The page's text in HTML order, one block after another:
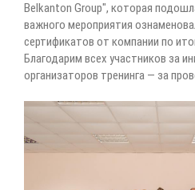
Belkanton Group", которая
важного мероприятия
сертификатов от компании по
Благодарим всех участников за
организаторов тренинга — за